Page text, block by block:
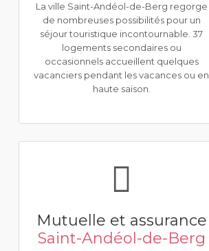
La ville Saint-Andéol-de-Berg regorge
de nombreuses possibilités pour un
séjour touristique incontournable. 37
logements secondaires ou
occasionnels accueillent quelques
vacanciers pendant les vacances ou en
haute saison.
Mutuelle et assurance
Saint-Andéol-de-Berg